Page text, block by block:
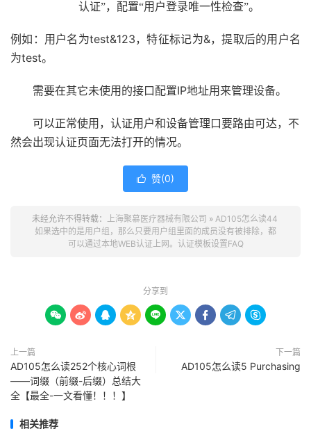
认证”，配置“用户登录唯一性检查”。
例如：用户名为test&123，特征标记为&，提取后的用户名
为test。
需要在其它未使用的接口配置IP地址用来管理设备。
可以正常使用，认证用户和设备管理口要路由可达，不
然会出现认证页面无法打开的情况。
 赞(0)
未经允许不得转载： 上海聚慕医疗器械有限公司 » AD105怎么读44
如果选中的是用户组，那么只要用户组里面的成员没有被排除，都
可以通过本地WEB认证上网。认证模板设置FAQ
分享到
        
上一篇
AD105怎么读252个核心词根
——词缀（前缀-后缀）总结大
全【最全-一文看懂！！！】
下一篇
AD105怎么读5 Purchasing
相关推荐